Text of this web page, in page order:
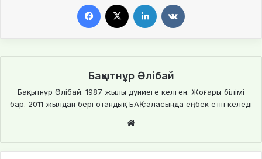
Бақытнұр Әлібай
Бақытнұр Әлібай. 1987 жылы дүниеге келген. Жоғары білімі
бар. 2011 жылдан бері отандық БАҚ саласында еңбек етіп келеді
te